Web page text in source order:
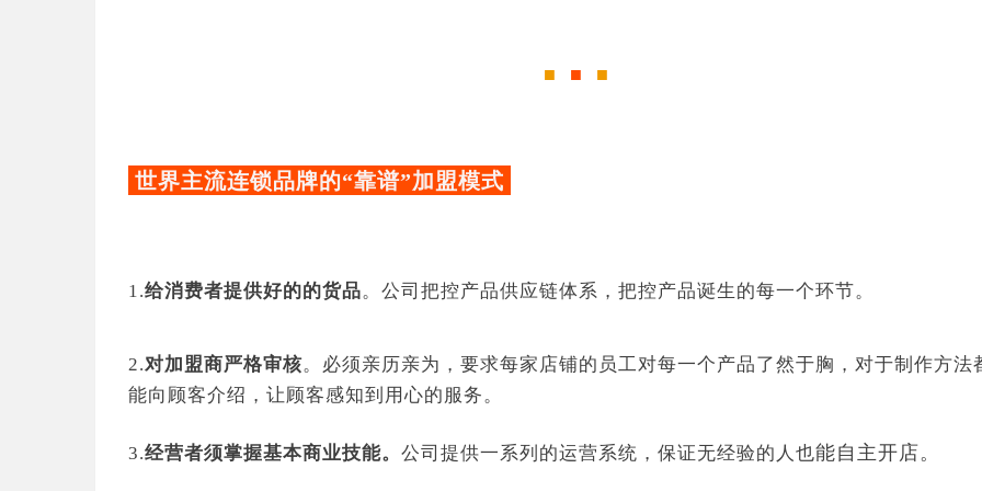
■ ■ ■
世界主流连锁品牌的“靠谱”加盟模式
1.给消费者提供好的的货品。 公司把控产品供应链体系，把控产品诞生的每一个环节。
2.对加盟商严格审核。必须亲历亲为，要求每家店铺的员工对每一个产品了然于胸，对于制作方法
能向顾客介绍，让顾客感知到用心的服务。
3.经营者须掌握基本商业技能。 公司提供一系列的运营系统，保证无经验的人也能自主开店。